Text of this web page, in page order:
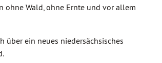
ohne Wald, ohne Ernte und vor allem
über ein neues niedersächsisches